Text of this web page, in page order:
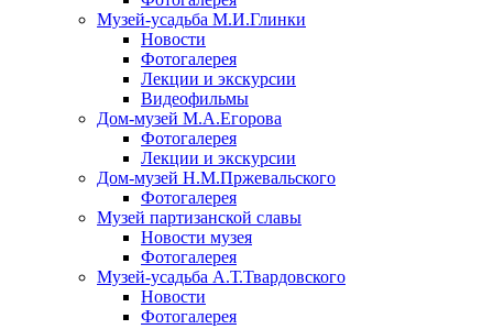
Музей-усадьба М.И.Глинки
Новости
Фотогалерея
Лекции и экскурсии
Видеофильмы
Дом-музей М.А.Егорова
Фотогалерея
Лекции и экскурсии
Дом-музей Н.М.Пржевальского
Фотогалерея
Музей партизанской славы
Новости музея
Фотогалерея
Музей-усадьба А.Т.Твардовского
Новости
Фотогалерея